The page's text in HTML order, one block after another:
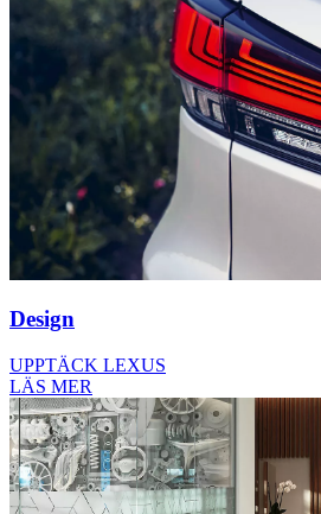
Design
UPPTÄCK LEXUS
LÄS MER